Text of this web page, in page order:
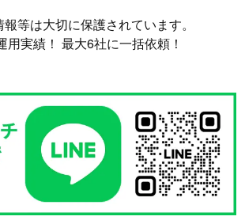
等は大切に保護されています。
用実績！ 最大6社に一括依頼！